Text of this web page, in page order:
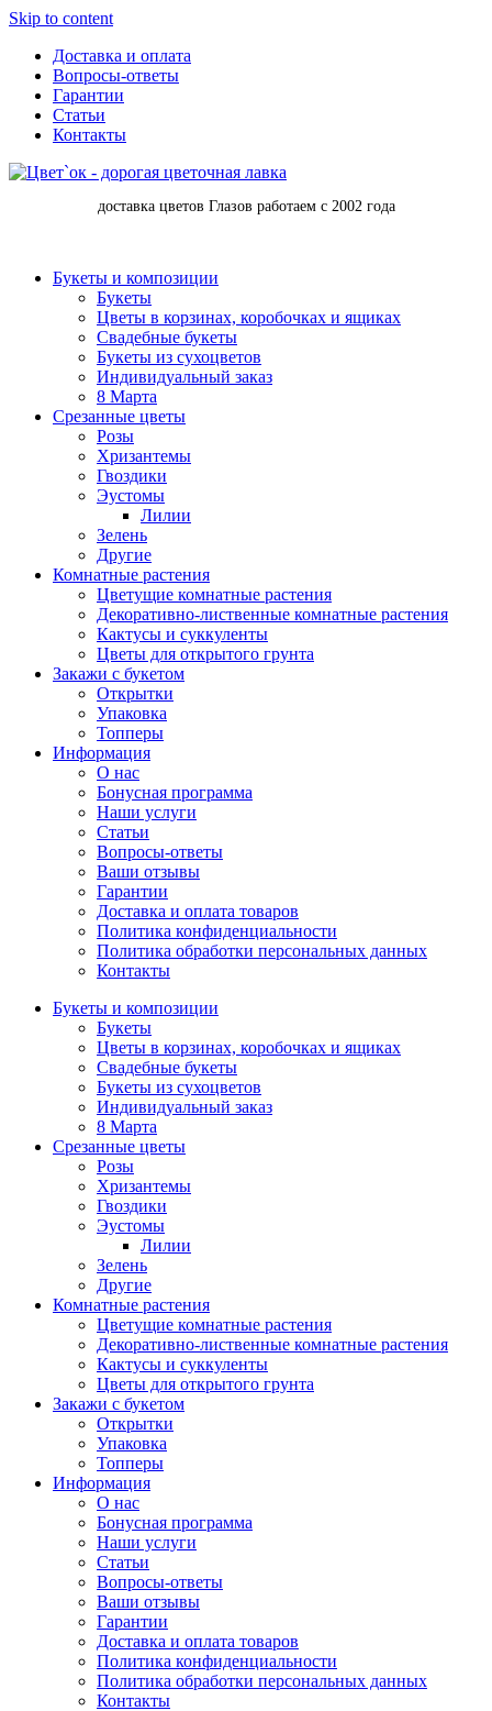
Skip to content
Доставка и оплата
Вопросы-ответы
Гарантии
Статьи
Контакты
доставка цветов Глазов работаем с 2002 года
Букеты и композиции
Букеты
Цветы в корзинах, коробочках и ящиках
Свадебные букеты
Букеты из сухоцветов
Индивидуальный заказ
8 Марта
Срезанные цветы
Розы
Хризантемы
Гвоздики
Эустомы
Лилии
Зелень
Другие
Комнатные растения
Цветущие комнатные растения
Декоративно-лиственные комнатные растения
Кактусы и суккуленты
Цветы для открытого грунта
Закажи с букетом
Открытки
Упаковка
Топперы
Информация
О нас
Бонусная программа
Наши услуги
Статьи
Вопросы-ответы
Ваши отзывы
Гарантии
Доставка и оплата товаров
Политика конфиденциальности
Политика обработки персональных данных
Контакты
Букеты и композиции
Букеты
Цветы в корзинах, коробочках и ящиках
Свадебные букеты
Букеты из сухоцветов
Индивидуальный заказ
8 Марта
Срезанные цветы
Розы
Хризантемы
Гвоздики
Эустомы
Лилии
Зелень
Другие
Комнатные растения
Цветущие комнатные растения
Декоративно-лиственные комнатные растения
Кактусы и суккуленты
Цветы для открытого грунта
Закажи с букетом
Открытки
Упаковка
Топперы
Информация
О нас
Бонусная программа
Наши услуги
Статьи
Вопросы-ответы
Ваши отзывы
Гарантии
Доставка и оплата товаров
Политика конфиденциальности
Политика обработки персональных данных
Контакты